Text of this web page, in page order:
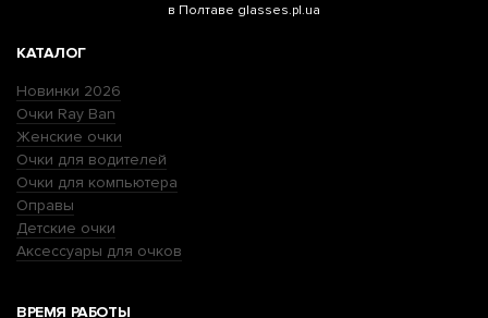
в Полтаве glasses.pl.ua
КАТАЛОГ
Новинки 2026
Очки Ray Ban
Женские очки
Очки для водителей
Очки для компьютера
Оправы
Детские очки
Аксессуары для очков
ВРЕМЯ РАБОТЫ